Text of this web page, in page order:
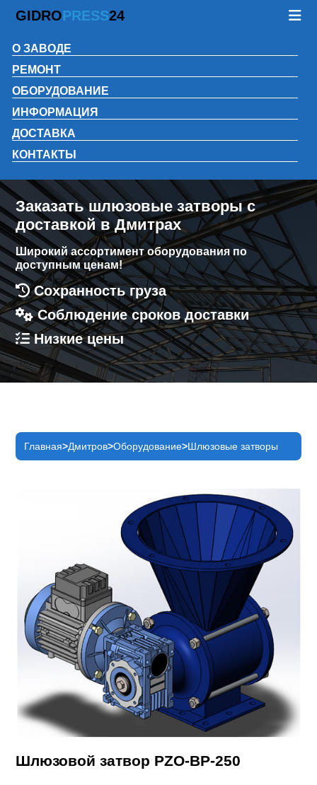
GIDROPRESS24
О ЗАВОДЕ
РЕМОНТ
ОБОРУДОВАНИЕ
ИНФОРМАЦИЯ
ДОСТАВКА
КОНТАКТЫ
Заказать шлюзовые затворы с
доставкой в Дмитрах
Широкий ассортимент оборудования по
доступным ценам!
Сохранность груза
Соблюдение сроков доставки
Низкие цены
Главная Дмитров Оборудование Шлюзовые затворы
Шлюзовой затвор PZO-BP-250